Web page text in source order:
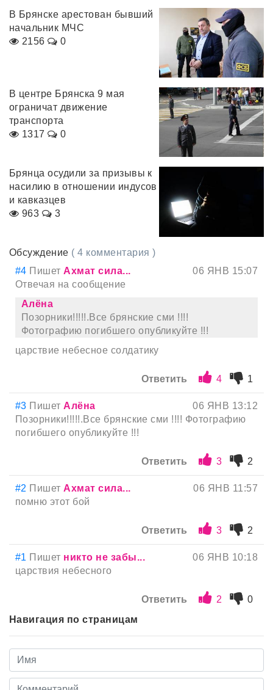
В Брянске арестован бывший
начальник МЧС
2156
0
В центре Брянска 9 мая
ограничат движение
транспорта
1317
0
Брянца осудили за призывы к
насилию в отношении индусов
и кавказцев
963
3
Обсуждение ( 4 комментария )
#4 Пишет Ахмат сила...
06 ЯНВ 15:07
Отвечая на сообщение
Алёна
Позорники!!!!!.Все брянские сми !!!!
Фотографию погибшего опубликуйте !!!
царствие небесное солдатику
Ответить 4 1
#3 Пишет Алёна
06 ЯНВ 13:12
Позорники!!!!!.Все брянские сми !!!! Фотографию
погибшего опубликуйте !!!
Ответить 3 2
#2 Пишет Ахмат сила...
06 ЯНВ 11:57
помню этот бой
Ответить 3 2
#1 Пишет никто не забы...
06 ЯНВ 10:18
царствия небесного
Ответить 2
0
Навигация по страницам